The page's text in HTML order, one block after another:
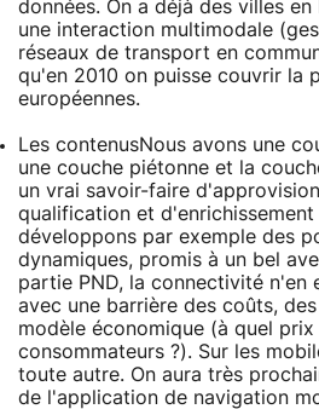
données. On a déjà des villes
une interaction multimodale
réseaux de transport en
qu'en 2010 on puisse couvrir la
européennes.
Les contenusNous avons une
une couche piétonne et la
un vrai savoir-faire
qualification et d'enrichissement
développons par exemple des
dynamiques, promis à un bel
partie PND, la connectivité n'en
avec une barrière des coûts,
modèle économique (à quel
consommateurs ?). Sur les
toute autre. On aura très
de l'application de navigation